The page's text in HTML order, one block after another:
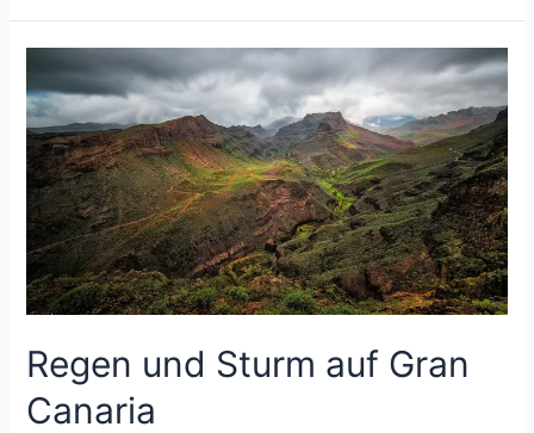
Canaria
mieten
Regen und Sturm auf Gran
Canaria